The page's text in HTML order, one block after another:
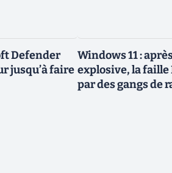
Defender
jusqu’à faire
Windows 11 :
explosive, la
par des gangs de